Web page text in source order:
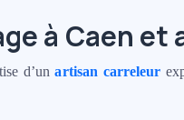
à Caen et
d’unartisan carreleur